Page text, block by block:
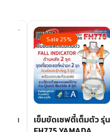
ก รุ่น
Sale 25%
เข็มขัดเซฟตี้เต็มตัว รุ่น